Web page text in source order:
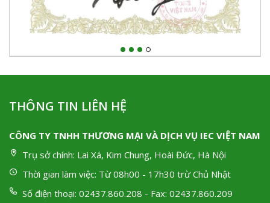
THÔNG TIN LIÊN HỆ
CÔNG TY TNHH THƯƠNG MẠI VÀ DỊCH VỤ IEC VIỆT NAM
Trụ sở chính: Lai Xá, Kim Chung, Hoài Đức, Hà Nội
Thời gian làm việc: Từ 08h00 - 17h30 trừ Chủ Nhật
Số điện thoại: 02437.860.208 - Fax: 02437.860.209